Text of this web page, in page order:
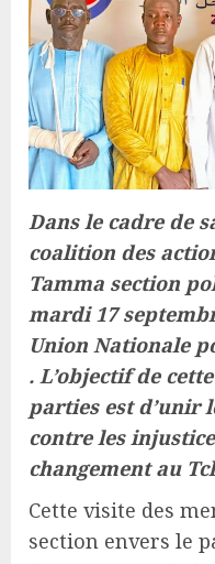
Dans le cadre de
coalition des
Tamma section
mardi 17
Union Nationale
. L’objectif de
parties est d’unir
contre les
changement au
Cette visite des
section envers le